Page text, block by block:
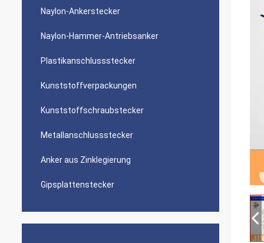
Naylon-Ankerstecker
Naylon-Hammer-Antriebsanker
Plastikanschlussstecker
Kunststoffverpackungen
Kunststoffschraubstecker
Metallanschlussstecker
Anker aus Zinklegierung
Gipsplattenstecker